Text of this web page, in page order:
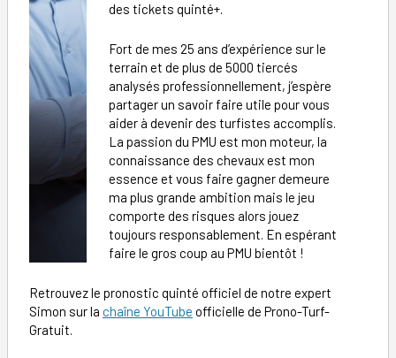
des tickets quinté+.
Fort de mes 25 ans d’expérience sur le
terrain et de plus de 5000 tiercés
analysés professionnellement, j’espère
partager un savoir faire utile pour vous
aider à devenir des turfistes accomplis.
La passion du PMU est mon moteur, la
connaissance des chevaux est mon
essence et vous faire gagner demeure
ma plus grande ambition mais le jeu
comporte des risques alors jouez
toujours responsablement. En espérant
faire le gros coup au PMU bientôt !
Retrouvez le pronostic quinté officiel de notre expert
Simon sur la chaîne YouTube officielle de Prono-Turf-
Gratuit.